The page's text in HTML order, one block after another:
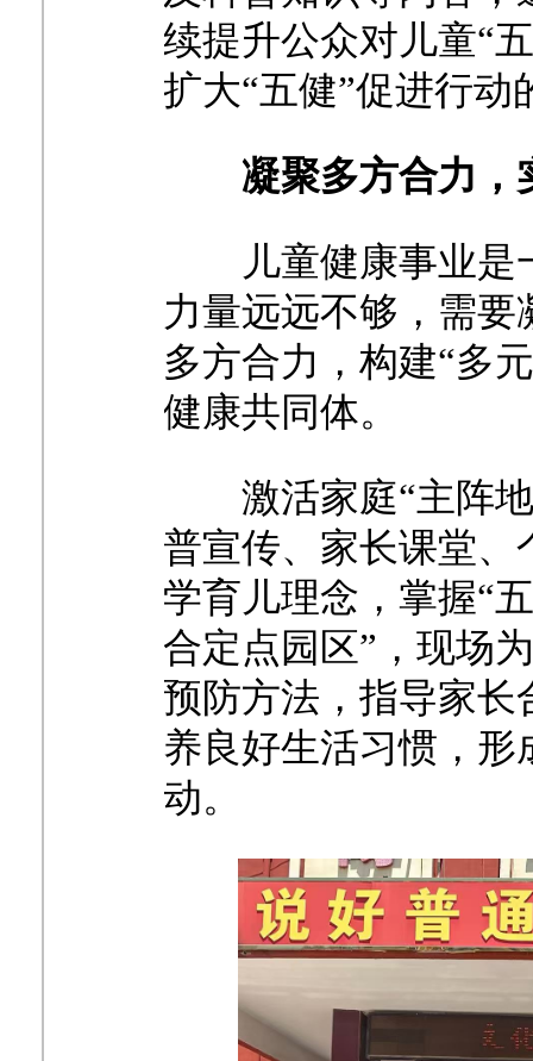
续提升公众对儿童“
扩大“五健”促进行动
凝聚多方合力，
儿童健康事业
力量远远不够，需
多方合力，构建“多
健康共同体。
激活家庭“主阵
普宣传、家长课堂
学育儿理念，掌握“
合定点园区”，现场
预防方法，指导家
养良好生活习惯，形
动。